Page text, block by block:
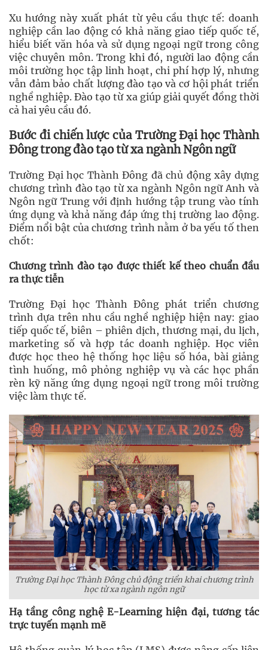
Xu hướng này xuất phát từ yêu cầu thực tế: doanh
nghiệp cần lao động có khả năng giao tiếp quốc tế,
hiểu biết văn hóa và sử dụng ngoại ngữ trong công
việc chuyên môn. Trong khi đó, người lao động cần
môi trường học tập linh hoạt, chi phí hợp lý, nhưng
vẫn đảm bảo chất lượng đào tạo và cơ hội phát triển
nghề nghiệp. Đào tạo từ xa giúp giải quyết đồng thời
cả hai yêu cầu đó.
Bước đi chiến lược của Trường Đại học Thành
Đông trong đào tạo từ xa ngành Ngôn ngữ
Trường Đại học Thành Đông đã chủ động xây dựng
chương trình đào tạo từ xa ngành Ngôn ngữ Anh và
Ngôn ngữ Trung với định hướng tập trung vào tính
ứng dụng và khả năng đáp ứng thị trường lao động.
Điểm nổi bật của chương trình nằm ở ba yếu tố then
chốt:
Chương trình đào tạo được thiết kế theo chuẩn đầu
ra thực tiễn
Trường Đại học Thành Đông phát triển chương
trình dựa trên nhu cầu nghề nghiệp hiện nay: giao
tiếp quốc tế, biên – phiên dịch, thương mại, du lịch,
marketing số và hợp tác doanh nghiệp. Học viên
được học theo hệ thống học liệu số hóa, bài giảng
tình huống, mô phỏng nghiệp vụ và các học phần
rèn kỹ năng ứng dụng ngoại ngữ trong môi trường
việc làm thực tế.
Trường Đại học Thành Đông chủ động triển khai chương trình
học từ xa ngành ngôn ngữ
Hạ tầng công nghệ E-Learning hiện đại, tương tác
trực tuyến mạnh mẽ